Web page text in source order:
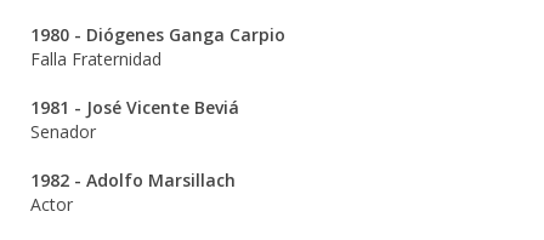
1980 - Diógenes Ganga Carpio
Falla Fraternidad
1981 - José Vicente Beviá
Senador
1982 - Adolfo Marsillach
Actor